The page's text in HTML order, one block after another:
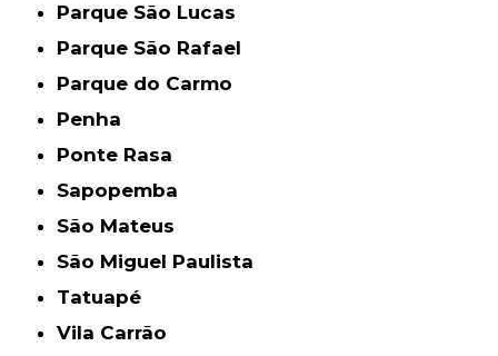
Parque São Lucas
Parque São Rafael
Parque do Carmo
Penha
Ponte Rasa
Sapopemba
São Mateus
São Miguel Paulista
Tatuapé
Vila Carrão